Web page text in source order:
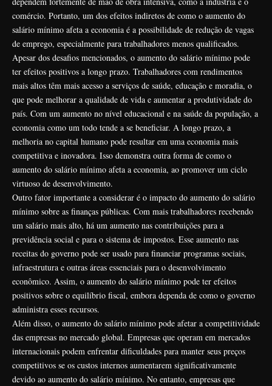
comércio. Portanto, um dos efeitos indiretos de como o aumento do
salário mínimo afeta a economia é a possibilidade de redução de vagas
de emprego, especialmente para trabalhadores menos qualificados.
Apesar dos desafios mencionados, o aumento do salário mínimo pode
ter efeitos positivos a longo prazo. Trabalhadores com rendimentos
mais altos têm mais acesso a serviços de saúde, educação e moradia, o
que pode melhorar a qualidade de vida e aumentar a produtividade do
país. Com um aumento no nível educacional e na saúde da população, a
economia como um todo tende a se beneficiar. A longo prazo, a
melhoria no capital humano pode resultar em uma economia mais
competitiva e inovadora. Isso demonstra outra forma de como o
aumento do salário mínimo afeta a economia, ao promover um ciclo
virtuoso de desenvolvimento.
Outro fator importante a considerar é o impacto do aumento do salário
mínimo sobre as finanças públicas. Com mais trabalhadores recebendo
um salário mais alto, há um aumento nas contribuições para a
previdência social e para o sistema de impostos. Esse aumento nas
receitas do governo pode ser usado para financiar programas sociais,
infraestrutura e outras áreas essenciais para o desenvolvimento
econômico. Assim, o aumento do salário mínimo pode ter efeitos
positivos sobre o equilíbrio fiscal, embora dependa de como o governo
administra esses recursos.
Além disso, o aumento do salário mínimo pode afetar a competitividade
das empresas no mercado global. Empresas que operam em mercados
internacionais podem enfrentar dificuldades para manter seus preços
competitivos se os custos internos aumentarem significativamente
devido ao aumento do salário mínimo. No entanto, empresas que